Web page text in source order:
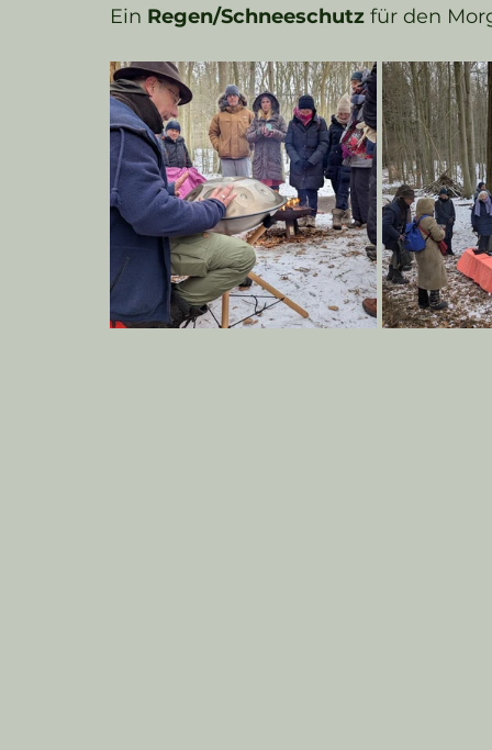
Ein Regen/Schneeschutz für den